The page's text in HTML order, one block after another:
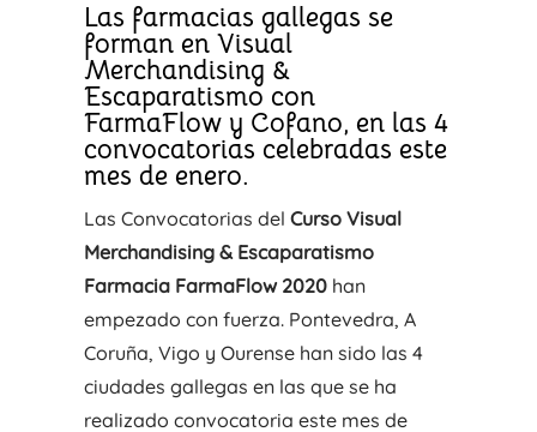
Las farmacias gallegas se
forman en Visual
Merchandising &
Escaparatismo con
FarmaFlow y Cofano, en las 4
convocatorias celebradas este
mes de enero.
Las Convocatorias del Curso Visual
Merchandising & Escaparatismo
Farmacia FarmaFlow 2020han
empezado con fuerza. Pontevedra, A
Coruña, Vigo y Ourense han sido las 4
ciudades gallegas en las que se ha
realizado convocatoria este mes de